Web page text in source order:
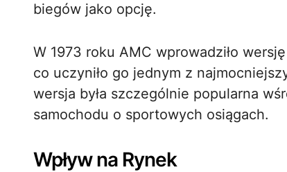
biegów jako opcję.
W 1973 roku AMC wprowadziło
co uczyniło go jednym z
wersja była szczególnie popularna
samochodu o sportowych osiągach.
Wpływ na Rynek